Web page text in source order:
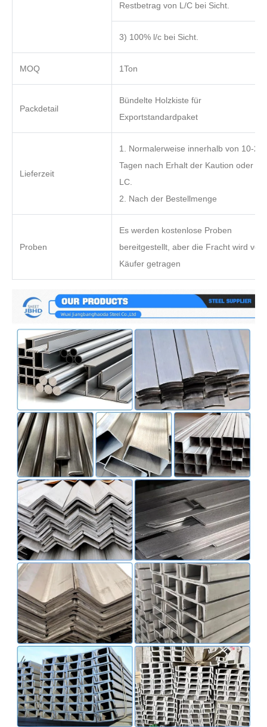
Restbetrag von L/C bei Sicht.
3) 100% l/c bei Sicht.
MOQ 1Ton
Packdetail
Bündelte Holzkiste für
Exportstandardpaket
Lieferzeit
1. Normalerweise innerhalb von 10-20
Tagen nach Erhalt der Kaution oder
LC.
2. Nach der Bestellmenge
Proben
Es werden kostenlose Proben
bereitgestellt, aber die Fracht wird vom
Käufer getragen